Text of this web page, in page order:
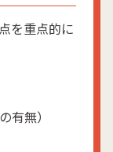
を重点的に
有無）